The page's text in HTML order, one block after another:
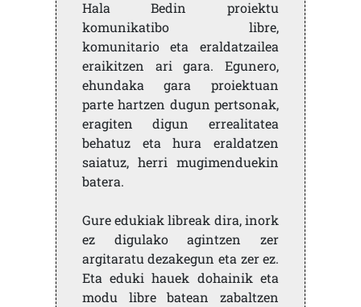
Hala Bedin proiektu
komunikatibo libre,
komunitario eta eraldatzailea
eraikitzen ari gara. Egunero,
ehundaka gara proiektuan
parte hartzen dugun pertsonak,
eragiten digun errealitatea
behatuz eta hura eraldatzen
saiatuz, herri mugimenduekin
batera.
Gure edukiak libreak dira, inork
ez digulako agintzen zer
argitaratu dezakegun eta zer ez.
Eta eduki hauek dohainik eta
modu libre batean zabaltzen